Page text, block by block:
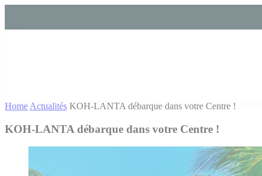
Cookies management panel
Home Actualités KOH-LANTA débarque dans votre Centre !
KOH-LANTA débarque dans votre Centre !